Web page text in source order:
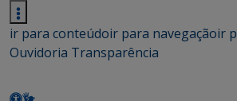
ir para conteúdoir para navegaçãoir
Ouvidoria Transparência